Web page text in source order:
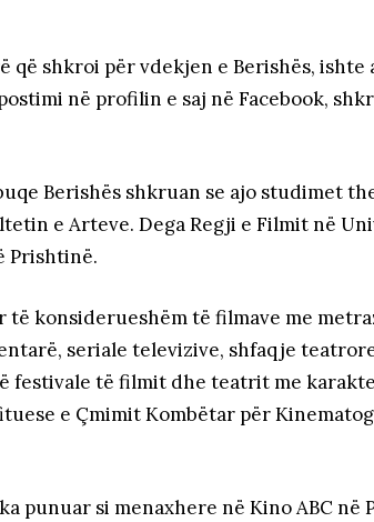
që shkroi për vdekjen e Berishës, ishte
në profilin e saj në Facebook,
Berishës shkruan se ajo studimet
e Arteve. Dega Regji e Filmit në
Prishtinë.
të konsiderueshëm të filmave me
seriale televizive, shfaqje
festivale të filmit dhe teatrit me
e Çmimit Kombëtar për
punuar si menaxhere në Kino ABC